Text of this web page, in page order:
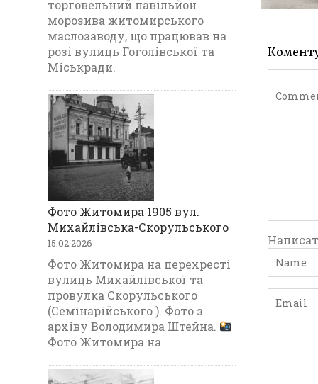
торговельний павільйон
морозива житомирського
маслозаводу, що працював на
розі вулиць Гоголівської та
Міськради.
Фото Житомира 1905 вул.
Михайлівська-Скорульського
15.02.2026
Фото Житомира на перехресті
вулиць Михайлівської та
провулка Скорульського
(Семінарійського ). Фото з
архіву Володимира Штейна.
Фото Житомира на